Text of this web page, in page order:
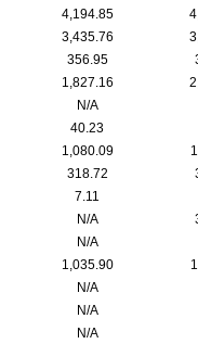
4,194.85
3,435.76
356.95
1,827.16
N/A
40.23
1,080.09
318.72
7.11
N/A
N/A
1,035.90
N/A
N/A
N/A